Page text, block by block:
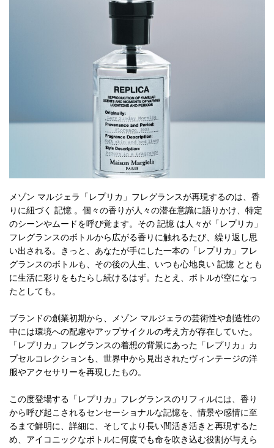
メゾン マルジェラ「レプリカ」フレグランスが再現するのは、香
りに紐づく 記憶 。個々の香りが人々の潜在意識に語りかけ、特定
のシーンやムードを呼び覚ます。その 記憶 は人々が「レプリカ」
フレグランスのボトルから広がる香りに触れるたび、繰り返し思
い出される。きっと、あなたが手にした一本の「レプリカ」フレ
グランスのボトルも、その後の人生、いつも心地良い 記憶 ととも
に生活に彩りをもたらし続けるはず。たとえ、ボトルが空になっ
たとしても。
ブランドの創業初期から、メゾン マルジェラの芸術性や創造性の
中には環境への配慮やアップサイクルの考え方が存在していた。
「レプリカ」フレグランスの着想の背景にあった「レプリカ」カ
プセルコレクションも、世界中から見出されたヴィンテージの洋
服やアクセサリーを再現したもの。
この度登場する「レプリカ」フレグランスのリフィルには、香り
から呼び起こされるセンセーショナルな記憶を、情景や感情に至
るまで鮮明に、詳細に、そしてより長い間活き活きと再現するた
め、アイコニックなボトルに何度でも命を吹き込む役割が与えら